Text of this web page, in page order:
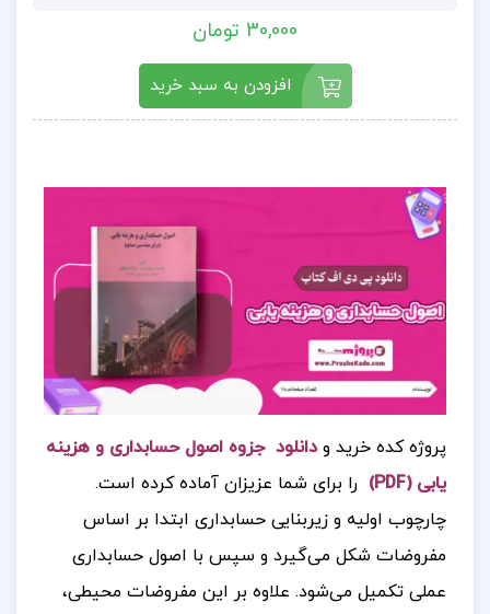
30,000 تومان
افزودن به سبد خرید
پروژه کده خرید و دانلود جزوه اصول حسابداری و هزینه
یابی (PDF)
را برای شما عزیزان آماده کرده است.
چارچوب اولیه و زیربنایی حسابداری ابتدا بر اساس
مفروضات شکل می‌گیرد و سپس با اصول حسابداری
عملی تکمیل می‌شود. علاوه بر این مفروضات محیطی،